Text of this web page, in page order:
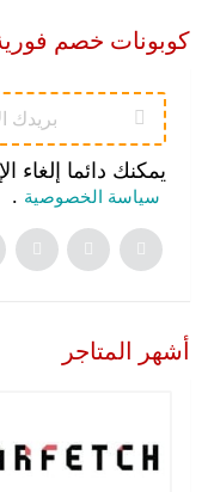
كوبونات خصم
يمكنك دائما إلغاء
سياسة الخصوصية .
أشهر المتاجر